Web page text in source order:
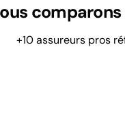
+10 assureurs pros